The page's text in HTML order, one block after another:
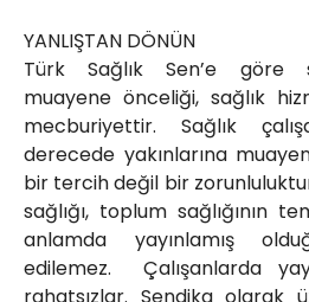
YANLIŞTAN DÖNÜN
Türk Sağlık Sen’e göre
muayene önceliği, sağlık
mecburiyettir. Sağlık
derecede yakınlarına
bir tercih değil bir
sağlığı, toplum sağlığının
anlamda yayınlamış
edilemez. Çalışanlarda